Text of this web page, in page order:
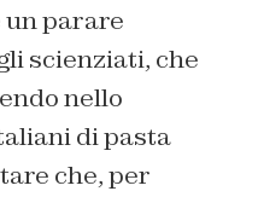
parare
scienziati, che
nello
di pasta
che, per